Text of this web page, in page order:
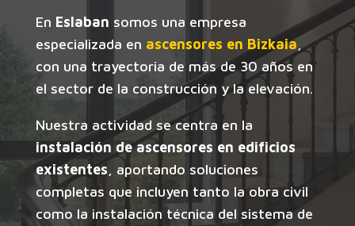
En Eslaban somos una empresa
especializada en ascensores en Bizkaia
con una trayectoria de más de 30 años en
el sector de la construcción y la elevación.
Nuestra actividad se centra en la
instalación de ascensores en edificios
existentes , aportando soluciones
completas que incluyen tanto la obra civil
como la instalación técnica del sistema de